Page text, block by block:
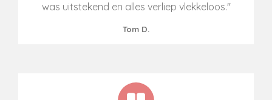
was uitstekend en alles verliep vlekkeloos."
Tom D.